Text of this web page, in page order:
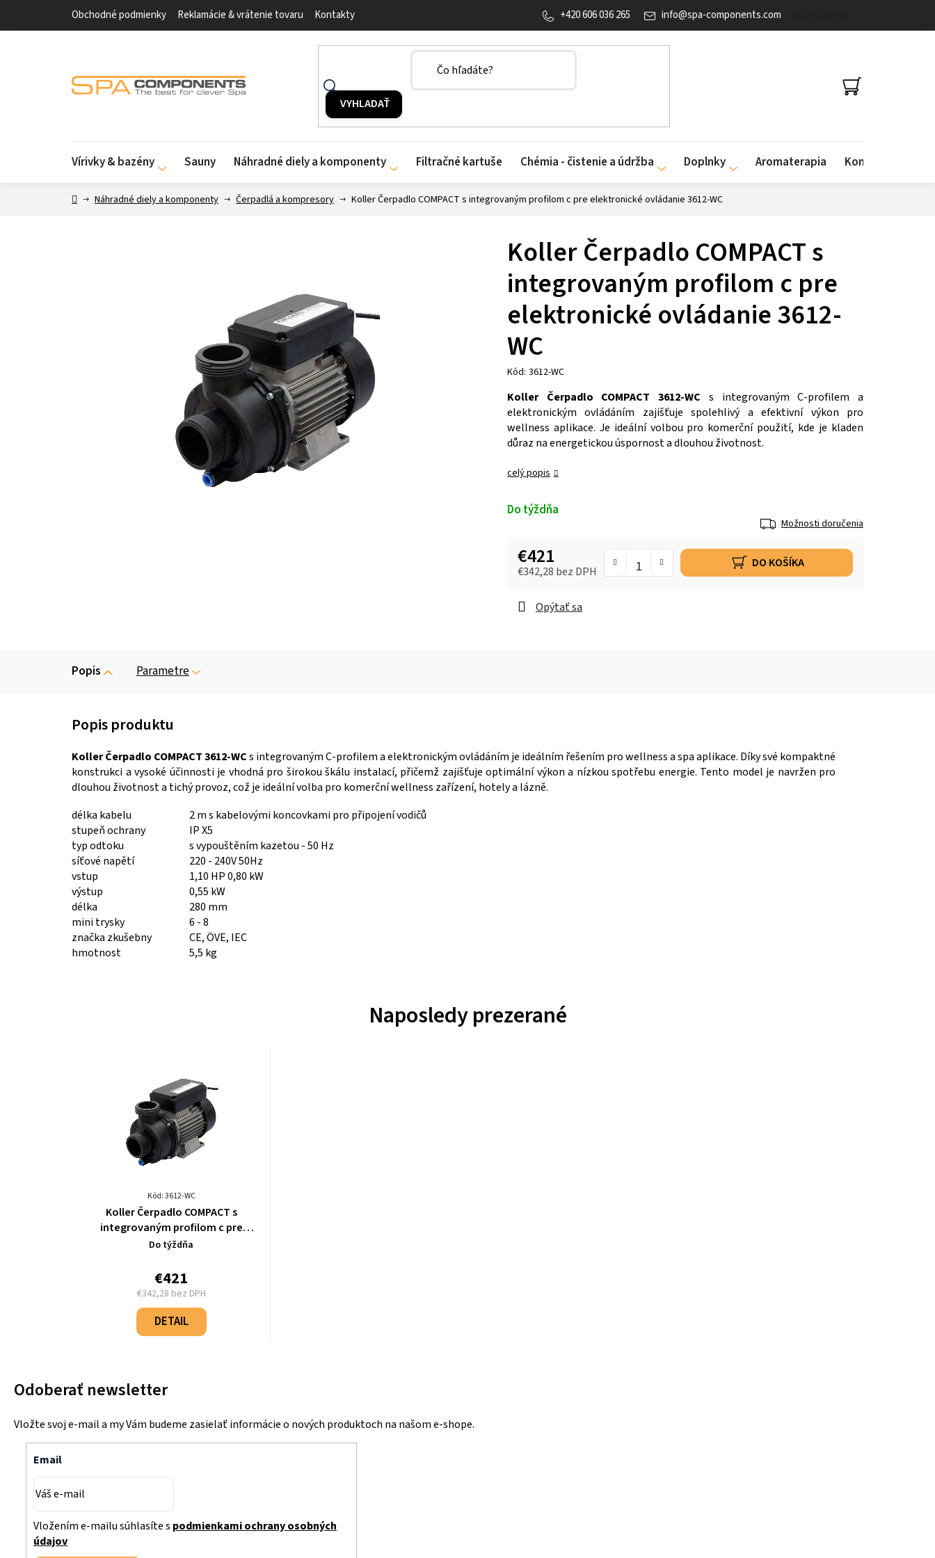
Obchodné podmienky Reklamácie & vrátenie tovaru Kontakty info@spa-components.com
+420 606 036 265
NÁKUPNÝ
KOŠÍK
Vírivky & bazény Sauny Náhradné diely a komponenty Filtračné kartuše Chémia - čistenie a údržba Doplnky Aromaterapia Kontakty
DomovNáhradné diely a komponenty Čerpadlá a kompresory Koller Čerpadlo COMPACT s integrovaným profilom c pre elektronické ovládanie 3612-WC
Koller Čerpadlo COMPACT s
integrovaným profilom c pre
elektronické ovládanie 3612-
WC
Kód: 3612-WC
Koller Čerpadlo COMPACT 3612-WC s integrovaným C-profilem a
elektronickým ovládáním zajišťuje spolehlivý a efektivní výkon pro
wellness aplikace. Je ideální volbou pro komerční použití, kde je kladen
důraz na energetickou úspornost a dlouhou životnost.
celý popis
Do týždňa
Možnosti doručenia
€421
€342,28 bez DPH
DO KOŠÍKA
Opýtať sa
Popis Parametre
Koller Čerpadlo COMPACT 3612-WCs integrovaným C-profilem a elektronickým ovládáním je ideálním řešením pro wellness a spa aplikace. Díky své kompaktné
konstrukci a vysoké účinnosti je vhodná pro širokou škálu instalací, přičemž zajišťuje optimální výkon a nízkou spotřebu energie. Tento model je navržen pro
dlouhou životnost a tichý provoz, což je ideální volba pro komerční wellness zařízení, hotely a lázně.
délka kabelu
2 m s kabelovými koncovkami pro připojení vodičů
stupeň ochrany
IP X5
typ odtoku
s vypouštěním kazetou - 50 Hz
síťové napětí
220 - 240V 50Hz
vstup
1,10 HP 0,80 kW
výstup
0,55 kW
délka
280 mm
mini trysky
6 - 8
značka zkušebny
CE, ÖVE, IEC
hmotnost
5,5 kg
Naposledy prezerané
Kód: 3612-WC
Koller Čerpadlo COMPACT s
integrovaným profilom c pre
elektronické ovládanie 3612-WC
Do týždňa
€421
€342,28 bez DPH
Jednotková
cena:
DETAIL
Odoberať newsletter
Vložte svoj e-mail a my Vám budeme zasielať informácie o nových produktoch na našom e-shope.
Email
Vložením e-mailu súhlasíte s podmienkami ochrany osobných
údajov